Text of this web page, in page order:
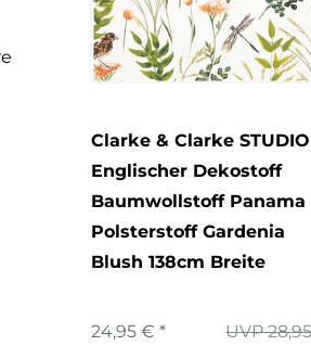
Clarke & Clarke
Englischer Dekostoff
Baumwollstoff Panama
Polsterstoff Gardenia
Blush 138cm Breite
UVP
24,95 € *